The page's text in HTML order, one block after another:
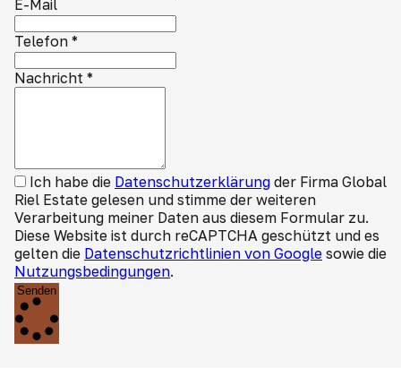
E-Mail
Telefon *
Nachricht *
Ich habe die Datenschutzerklärung der Firma Global
Riel Estate gelesen und stimme der weiteren
Verarbeitung meiner Daten aus diesem Formular zu.
Diese Website ist durch reCAPTCHA geschützt und es
gelten die Datenschutzrichtlinien von Google sowie die
Nutzungsbedingungen.
Senden